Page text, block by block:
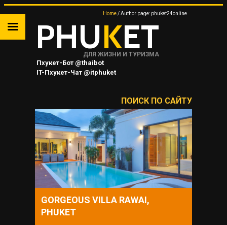
Home Author page: phuket24online
PHUKET
ДЛЯ ЖИЗНИ И ТУРИЗМА
Пхукет-Бот @thaibot
IT-Пхукет-Чат @itphuket
ПОИСК ПО САЙТУ
GORGEOUS VILLA RAWAI,
PHUKET